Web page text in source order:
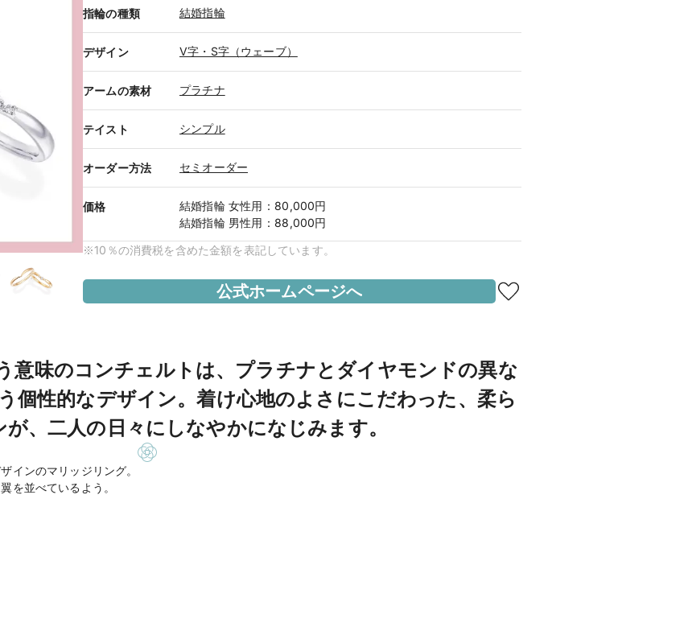
指輪の種類 結婚指輪
デザイン V字・S字（ウェーブ）
アームの素材 プラチナ
テイスト シンプル
オーダー方法 セミオーダー
価格 結婚指輪 女性用 ：80,000円
結婚指輪 男性用 ：88,000円
※10％の消費税を含めた金額を表記しています。
公式ホームページへ
意味のコンチェルトは、プラチナとダイヤモンドの異な
個性的なデザイン。着け心地のよさにこだわった、柔ら
、二人の日々にしなやかになじみます。
インのマリッジリング。
を並べているよう。